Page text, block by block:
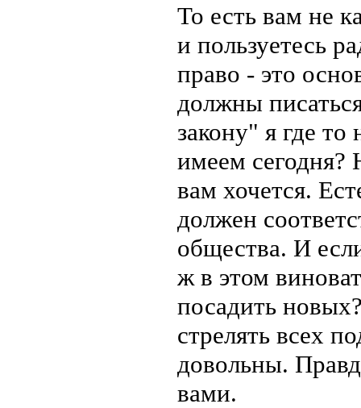
То есть вам не
и пользуетесь
право - это
должны
закону" я где
имеем сегодня?
вам хочется.
должен
общества. И
ж в этом
посадить
стрелять всех
довольны.
вами.